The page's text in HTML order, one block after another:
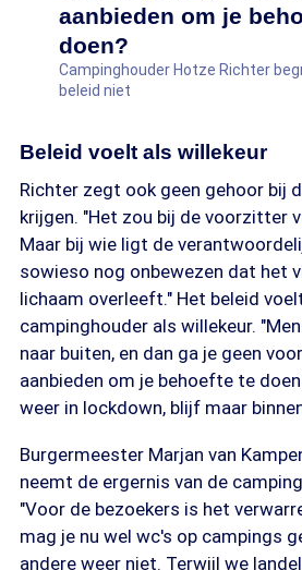
aanbieden om je
doen?
Campinghouder Hotze Richter
beleid niet
Beleid voelt als willekeur
Richter zegt ook geen gehoor bij
krijgen. "Het zou bij de voorzitter
Maar bij wie ligt de
sowieso nog onbewezen dat het
lichaam overleeft." Het beleid
campinghouder als willekeur.
naar buiten, en dan ga je geen
aanbieden om je behoefte te
weer in lockdown, blijf maar
Burgermeester Marjan van
neemt de ergernis van de
"Voor de bezoekers is het
mag je nu wel wc's op campings
andere weer niet. Terwijl we